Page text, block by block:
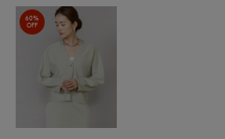
60%
OFF